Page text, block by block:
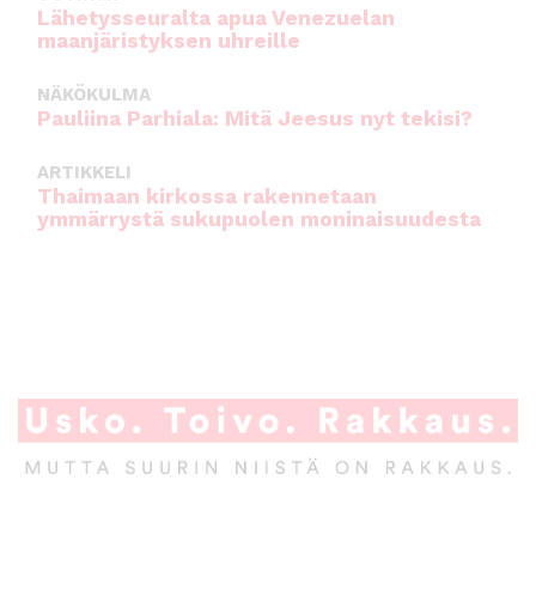
Lähetysseuralta apua Venezuelan
maanjäristyksen uhreille
NÄKÖKULMA
Pauliina Parhiala: Mitä Jeesus nyt tekisi?
ARTIKKELI
Thaimaan kirkossa rakennetaan
ymmärrystä sukupuolen moninaisuudesta